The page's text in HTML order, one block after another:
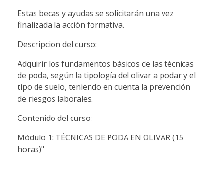
Estas becas y ayudas se solicitarán una vez
finalizada la acción formativa.
Descripcion del curso:
Adquirir los fundamentos básicos de las técnicas
de poda, según la tipología del olivar a podar y el
tipo de suelo, teniendo en cuenta la prevención
de riesgos laborales.
Contenido del curso:
Módulo 1: TÉCNICAS DE PODA EN OLIVAR (15
horas)"